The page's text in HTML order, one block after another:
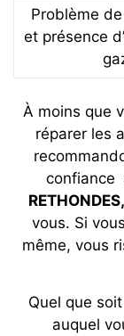
Problème
et présence
À moins que
réparer les
confiance
vous. Si
même, vous
Quel que
auquel